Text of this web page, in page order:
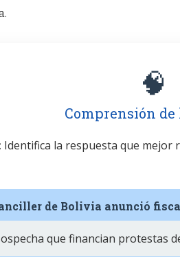
🧠
Comprensión
Identifica la respuesta que mejor
de Bolivia anunció
que financian protestas